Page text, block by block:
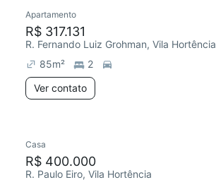
Apartamento
R$ 317.131
R. Fernando Luiz Grohman, Vila Hortência
85m²
2
Ver contato
Casa
R$ 400.000
R. Paulo Eiro, Vila Hortência